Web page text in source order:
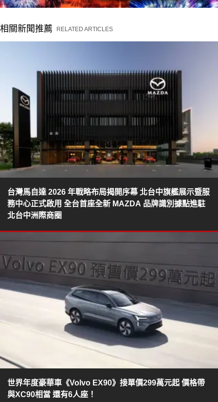
相關新聞推薦 RELATED ARTICLES
台灣馬自達 2026 年戰略布局揭開序幕 北台中旗艦展示暨服
務中心正式啟用 全台首座全新 MAZDA 品牌識別據點進駐
北台中洲際商圈
世界年度豪華車《Volvo EX90》接單價299萬元起 價格帶
與XC90相當 還有6人座！